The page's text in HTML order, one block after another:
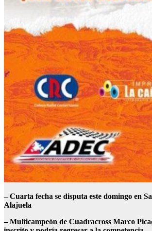
–Cuarta fecha se disputa este domingo en
Alajuela
–Multicampeón de Cuadracross Marco